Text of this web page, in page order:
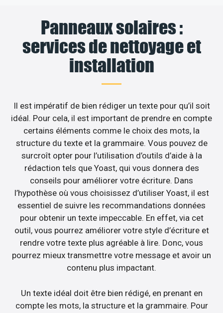
Panneaux solaires :
services de nettoyage et
installation
Il est impératif de bien rédiger un texte pour qu’il soit
idéal. Pour cela, il est important de prendre en compte
certains éléments comme le choix des mots, la
structure du texte et la grammaire. Vous pouvez de
surcroît opter pour l’utilisation d’outils d’aide à la
rédaction tels que Yoast, qui vous donnera des
conseils pour améliorer votre écriture. Dans
l’hypothèse où vous choisissez d’utiliser Yoast, il est
essentiel de suivre les recommandations données
pour obtenir un texte impeccable. En effet, via cet
outil, vous pourrez améliorer votre style d’écriture et
rendre votre texte plus agréable à lire. Donc, vous
pourrez mieux transmettre votre message et avoir un
contenu plus impactant.
Un texte idéal doit être bien rédigé, en prenant en
compte les mots, la structure et la grammaire. Pour